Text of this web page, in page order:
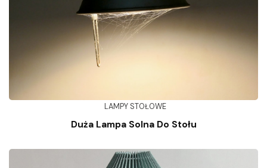
LAMPY STOŁOWE
Duża Lampa Solna Do Stołu